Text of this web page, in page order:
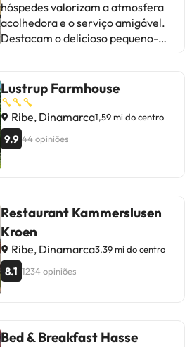
hóspedes valorizam a atmosfera
acolhedora e o serviço amigável.
Destacam o delicioso pequeno-
de melhorias no conforto das
camas e na limpeza dos quartos.
No geral, é um lugar encantador
para uma estadia curta, com uma
atmosfera nostálgica e uma equipe
personalizado.
Lustrup Farmhouse
Ribe, Dinamarca1,59 mi do centro
9.9 44 opiniões
Restaurant Kammerslusen
Kroen
Ribe, Dinamarca3,39 mi do centro
8.1 1234 opiniões
Bed & Breakfast Hasse